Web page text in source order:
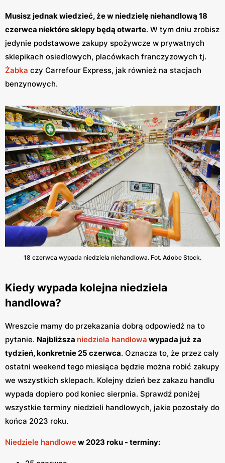
Musisz jednak wiedzieć, że w niedzielę niehandlową 18
czerwca niektóre sklepy będą otwarte. W tym dniu zrobisz
jedynie podstawowe zakupy spożywcze w prywatnych
sklepikach osiedlowych, placówkach franczyzowych tj.
Żabka czy Carrefour Express, jak również na stacjach
benzynowych.
18 czerwca wypada niedziela niehandlowa. Fot. Adobe Stock.
Kiedy wypada kolejna niedziela
handlowa?
Wreszcie mamy do przekazania dobrą odpowiedź na to
pytanie. Najbliższa niedziela handlowa wypada już za
tydzień, konkretnie 25 czerwca. Oznacza to, że przez cały
ostatni weekend tego miesiąca będzie można robić zakupy
we wszystkich sklepach. Kolejny dzień bez zakazu handlu
wypada dopiero pod koniec sierpnia. Sprawdź poniżej
wszystkie terminy niedzieli handlowych, jakie pozostały do
końca 2023 roku.
Niedziele handlowew 2023 roku - terminy: